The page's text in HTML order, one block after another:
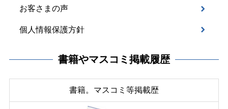
お客さまの声
個人情報保護方針
書籍やマスコミ掲載履歴
書籍。マスコミ等掲載歴